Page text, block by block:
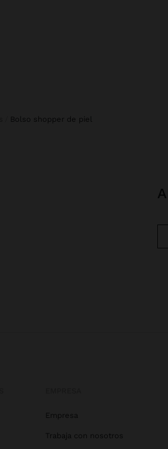
bolso shopper de piel
Empresa
Trabaja con nosotros